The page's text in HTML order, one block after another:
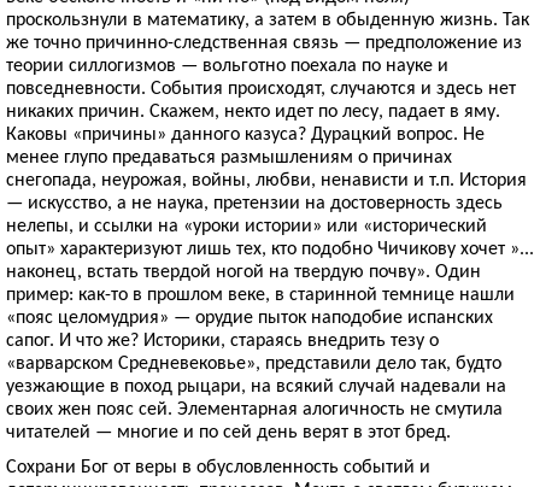
проскользнули в математику, а затем в обыденную жизнь. Так
же точно причинно-следственная связь — предположение из
теории силлогизмов — вольготно поехала по науке и
повседневности. События происходят, случаются и здесь нет
никаких причин. Скажем, некто идет по лесу, падает в яму.
Каковы «причины» данного казуса? Дурацкий вопрос. Не
менее глупо предаваться размышлениям о причинах
снегопада, неурожая, войны, любви, ненависти и т.п. История
— искусство, а не наука, претензии на достоверность здесь
нелепы, и ссылки на «уроки истории» или «исторический
опыт» характеризуют лишь тех, кто подобно Чичикову хочет »...
наконец, встать твердой ногой на твердую почву». Один
пример: как-то в прошлом веке, в старинной темнице нашли
«пояс целомудрия» — орудие пыток наподобие испанских
сапог. И что же? Историки, стараясь внедрить тезу о
«варварском Средневековье», представили дело так, будто
уезжающие в поход рыцари, на всякий случай надевали на
своих жен пояс сей. Элементарная алогичность не смутила
читателей — многие и по сей день верят в этот бред.
Сохрани Бог от веры в обусловленность событий и